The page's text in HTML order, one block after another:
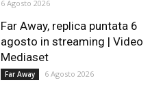
6 Agosto 2026
Far Away, replica puntata 6
agosto in streaming | Video
Mediaset
Far Away 6 Agosto 2026